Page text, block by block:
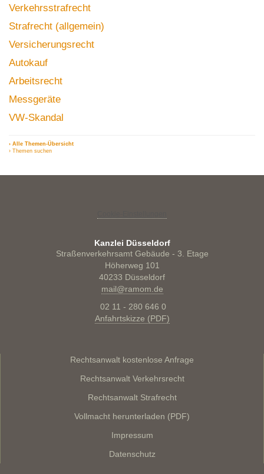
Verkehrsstrafrecht
Strafrecht (allgemein)
Versicherungsrecht
Autokauf
Arbeitsrecht
Messgeräte
VW-Skandal
› Alle Themen-Übersicht
› Themen suchen
Kanzlei Düsseldorf
Straßenverkehrsamt Gebäude - 3. Etage
Höherweg 101
40233 Düsseldorf
mail@ramom.de
02 11 - 280 646 0
Anfahrtskizze (PDF)
Rechtsanwalt kostenlose Anfrage
Rechtsanwalt Verkehrsrecht
Rechtsanwalt Strafrecht
Vollmacht herunterladen (PDF)
Impressum
Datenschutz